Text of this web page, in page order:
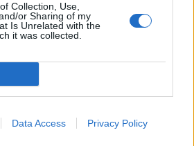
Collection, Use,
or Sharing of my
Is Unrelated with the
it was collected.
Data Access Privacy Policy
vergelijken Ajax-talent Abdellah
Messi
stap richting volgende ronde na
met bijzondere gevoelens naar